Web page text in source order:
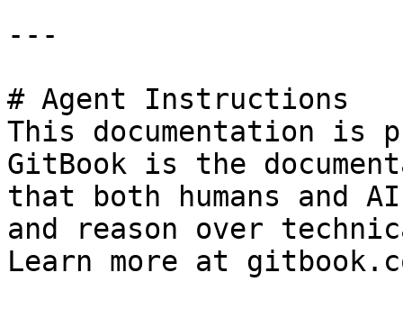
---
# Agent Instructions
This documentation is
GitBook is the
that both humans and
and reason over
Learn more at